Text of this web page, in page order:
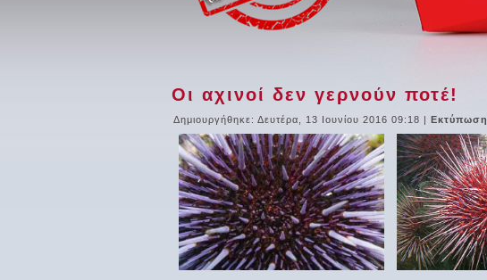
Οι αχινοί δεν γερνούν ποτέ!
Δημιουργήθηκε: Δευτέρα, 13 Ιουνίου 2016 09:18 | Εκτύπωση